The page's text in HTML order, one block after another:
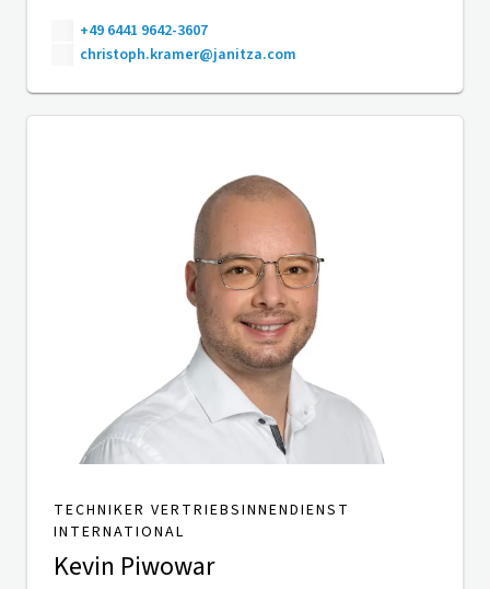
+49 6441 9642-3607
christoph.kramer@janitza.com
TECHNIKER VERTRIEBSINNENDIENST
INTERNATIONAL
Kevin Piwowar